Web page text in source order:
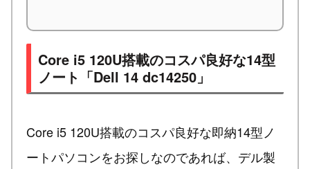
Core i5 120U搭載のコスパ良好な14型
ノート「Dell 14 dc14250」
Core i5 120U搭載のコスパ良好な即納14型ノ
ートパソコンをお探しなのであれば、デル製